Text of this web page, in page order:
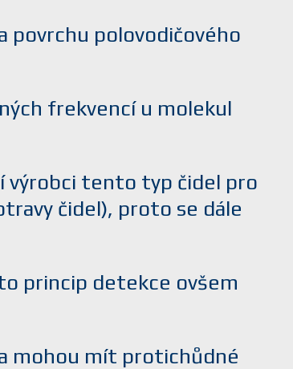
povrchu polovodičového
frekvencí u molekul
výrobci tento typ čidel pro
čidel), proto se dále
princip detekce ovšem
mohou mít protichůdné